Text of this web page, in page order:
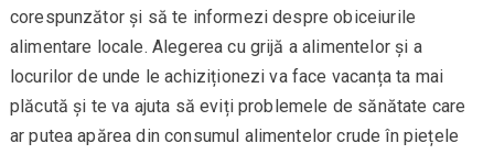
corespunzător și să te informezi despre obiceiurile
alimentare locale. Alegerea cu grijă a alimentelor și a
locurilor de unde le achiziționezi va face vacanța ta mai
plăcută și te va ajuta să eviți problemele de sănătate care
ar putea apărea din consumul alimentelor crude în piețele